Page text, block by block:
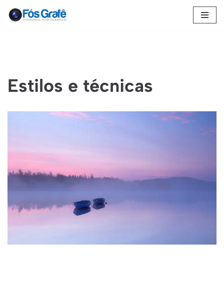
Estilos e técnicas